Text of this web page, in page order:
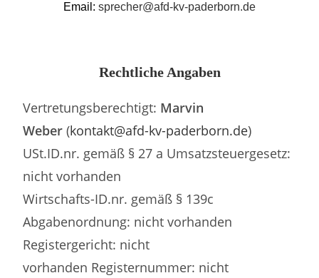
Email: sprecher@afd-kv-paderborn.de
Rechtliche Angaben
Vertretungsberechtigt: Marvin
Weber (kontakt@afd-kv-paderborn.de)
USt.ID.nr. gemäß § 27 a Umsatzsteuergesetz:
nicht vorhanden
Wirtschafts-ID.nr. gemäß § 139c
Abgabenordnung: nicht vorhanden
Registergericht: nicht
vorhanden Registernummer: nicht